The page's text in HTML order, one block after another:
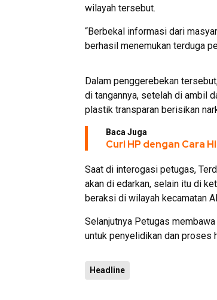
wilayah tersebut.
“Berbekal informasi dari
berhasil menemukan terduga
Dalam penggerebekan
di tangannya, setelah di ambil
plastik transparan berisikan
Baca Juga
Curi HP dengan Cara
Saat di interogasi petugas,
akan di edarkan, selain itu di
beraksi di wilayah kecamatan
Selanjutnya Petugas
untuk penyelidikan dan proses
Headline